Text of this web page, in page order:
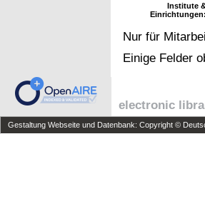
Institute
Einrichtungen:
Nur für
Einige Felder
electronic
Gestaltung Webseite und Datenbank: Copyright ©